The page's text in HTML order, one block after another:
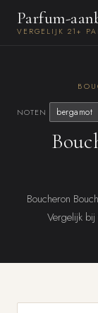
Parfum-
VERGELIJK 21+
NOTEN bergamot
Boucheron
Vergelijk